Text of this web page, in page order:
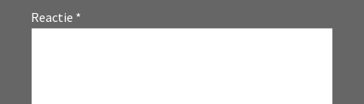
Reactie *